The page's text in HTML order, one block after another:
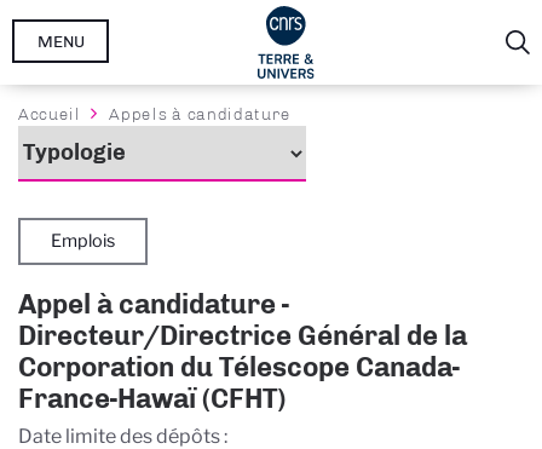
Aller
principal
MENU
Fil
d'Ariane
Accueil Appels à candidature
Emplois
Appel à candidature -
Directeur/Directrice Général de la
Corporation du Télescope Canada-
France-Hawaï (CFHT)
Date limite des dépôts